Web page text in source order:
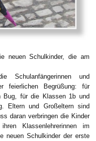
neuen Schulkinder, die am
und
Begrüßung: für
Bug, für die Klassen 1b und
Eltern und Großeltern sind
daran verbringen die Kinder
Klassenlehrerinnen im
neuen Schulkinder der erste